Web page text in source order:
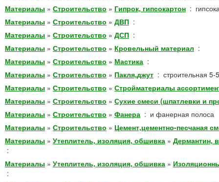
Материалы » Строительство » Гипрок, гипсокартон :
Материалы » Строительство » ДВП :
Материалы » Строительство » ДСП :
Материалы » Строительство » Кровельный материал :
Материалы » Строительство » Мастика :
Материалы » Строительство » Пакля,джут : строительная 5-
Материалы » Строительство » Стройматериалы
Материалы » Строительство » Сухие смеси (шпатлевки и
Материалы » Строительство » Фанера : и фанерная полоса
Материалы » Строительство » Цемент,цементно-песчаная
Материалы » Утеплитель, изоляция, обшивка » Дермантин,
:
Материалы » Утеплитель, изоляция, обшивка »
: